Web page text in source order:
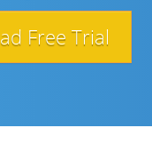
Free Trial